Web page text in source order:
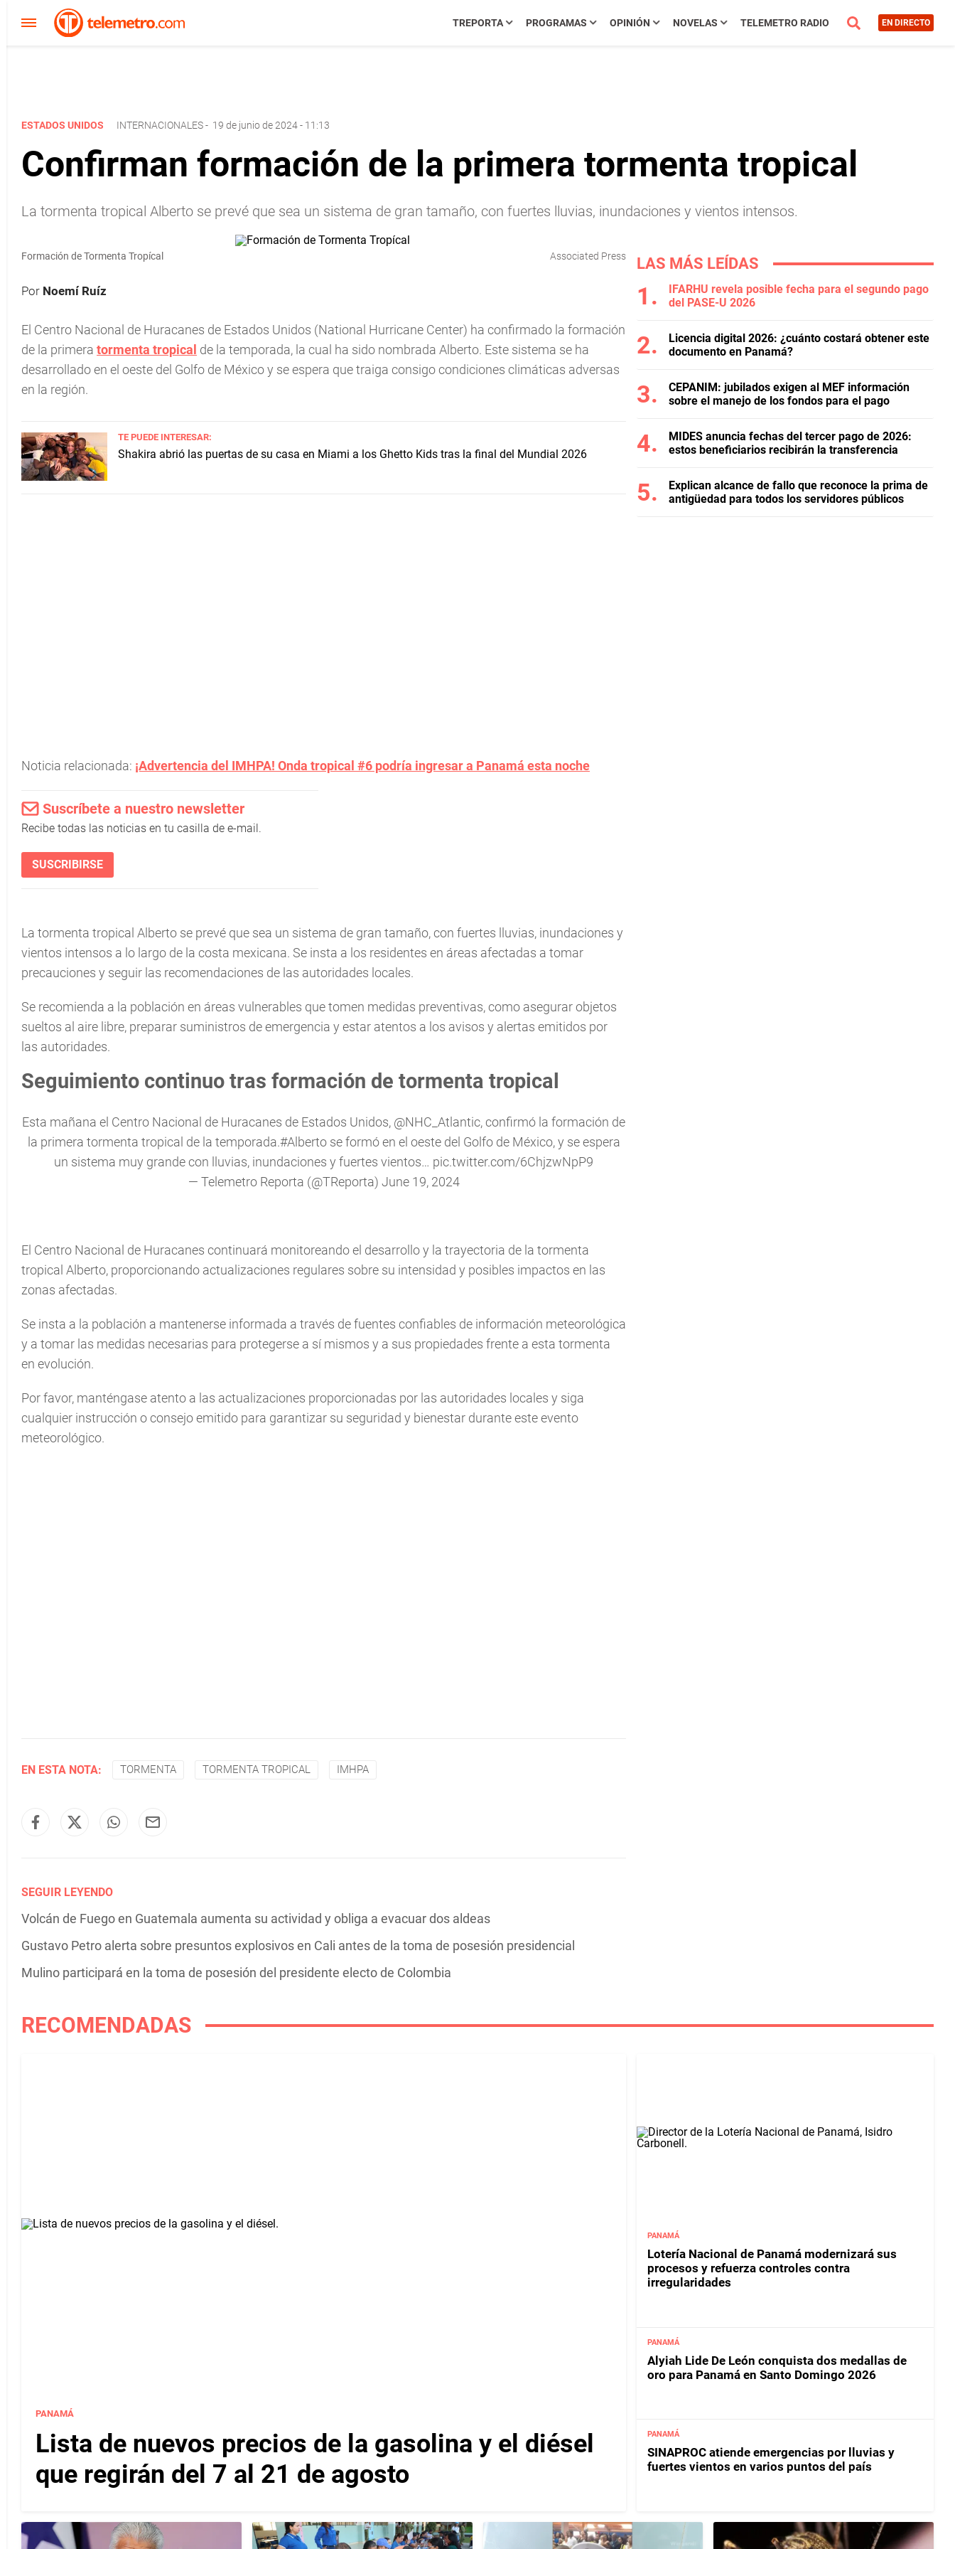
TREPORTA PROGRAMAS OPINIÓN NOVELAS TELEMETRO RADIO EN DIRECTO
ESTADOS UNIDOS INTERNACIONALES- 19 de junio de 2024 - 11:13
Confirman formación de la primera tormenta tropical
La tormenta tropical Alberto se prevé que sea un sistema de gran tamaño, con fuertes lluvias, inundaciones y vientos intensos.
Formación de Tormenta Tropícal Associated Press
Por Noemí Ruíz
El Centro Nacional de Huracanes de Estados Unidos (National Hurricane Center) ha confirmado la formación
de la primera tormenta tropical de la temporada, la cual ha sido nombrada Alberto. Este sistema se ha
desarrollado en el oeste del Golfo de México y se espera que traiga consigo condiciones climáticas adversas
en la región.
TE PUEDE INTERESAR:
Shakira abrió las puertas de su casa en Miami a los Ghetto Kids tras la final del Mundial 2026
Noticia relacionada: ¡Advertencia del IMHPA! Onda tropical #6 podría ingresar a Panamá esta noche
Suscríbete a nuestro newsletter
Recibe todas las noticias en tu casilla de e-mail.
SUSCRIBIRSE
La tormenta tropical Alberto se prevé que sea un sistema de gran tamaño, con fuertes lluvias, inundaciones y
vientos intensos a lo largo de la costa mexicana. Se insta a los residentes en áreas afectadas a tomar
precauciones y seguir las recomendaciones de las autoridades locales.
Se recomienda a la población en áreas vulnerables que tomen medidas preventivas, como asegurar objetos
sueltos al aire libre, preparar suministros de emergencia y estar atentos a los avisos y alertas emitidos por
las autoridades.
Seguimiento continuo tras formación de tormenta tropical
Esta mañana el Centro Nacional de Huracanes de Estados Unidos, @NHC_Atlantic, confirmó la formación de
la primera tormenta tropical de la temporada.#Albertose formó en el oeste del Golfo de México, y se espera
un sistema muy grande con lluvias, inundaciones y fuertes vientos… pic.twitter.com/6ChjzwNpP9
— Telemetro Reporta (@TReporta) June 19, 2024
El Centro Nacional de Huracanes continuará monitoreando el desarrollo y la trayectoria de la tormenta
tropical Alberto, proporcionando actualizaciones regulares sobre su intensidad y posibles impactos en las
zonas afectadas.
Se insta a la población a mantenerse informada a través de fuentes confiables de información meteorológica
y a tomar las medidas necesarias para protegerse a sí mismos y a sus propiedades frente a esta tormenta
en evolución.
Por favor, manténgase atento a las actualizaciones proporcionadas por las autoridades locales y siga
cualquier instrucción o consejo emitido para garantizar su seguridad y bienestar durante este evento
meteorológico.
EN ESTA NOTA: TORMENTA TORMENTA TROPICAL IMHPA
SEGUIR LEYENDO
Volcán de Fuego en Guatemala aumenta su actividad y obliga a evacuar dos aldeas
Gustavo Petro alerta sobre presuntos explosivos en Cali antes de la toma de posesión presidencial
Mulino participará en la toma de posesión del presidente electo de Colombia
LAS MÁS LEÍDAS
IFARHU revela posible fecha para el segundo pago
del PASE-U 2026
Licencia digital 2026: ¿cuánto costará obtener este
documento en Panamá?
CEPANIM: jubilados exigen al MEF información
sobre el manejo de los fondos para el pago
MIDES anuncia fechas del tercer pago de 2026:
estos beneficiarios recibirán la transferencia
Explican alcance de fallo que reconoce la prima de
antigüedad para todos los servidores públicos
RECOMENDADAS
PANAMÁ
Lista de nuevos precios de la gasolina y el diésel
que regirán del 7 al 21 de agosto
PANAMÁ
Lotería Nacional de Panamá modernizará sus
procesos y refuerza controles contra
irregularidades
PANAMÁ
Alyiah Lide De León conquista dos medallas de
oro para Panamá en Santo Domingo 2026
PANAMÁ
SINAPROC atiende emergencias por lluvias y
fuertes vientos en varios puntos del país